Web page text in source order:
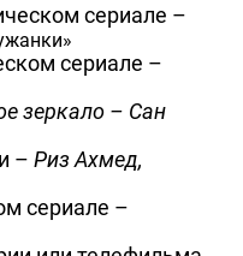
сериале –
сериале –
зеркало – Сан
– Риз Ахмед,
сериале –